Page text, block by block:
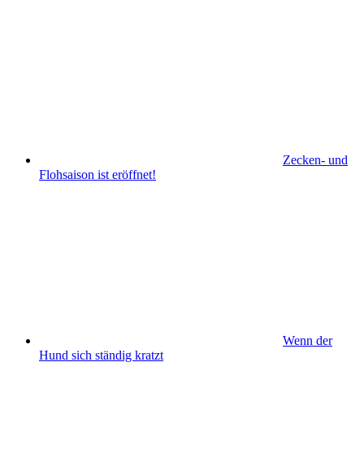
Zecken- und
Flohsaison ist eröffnet!
Wenn der
Hund sich ständig kratzt